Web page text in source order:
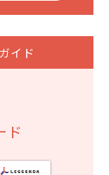
イド
ド